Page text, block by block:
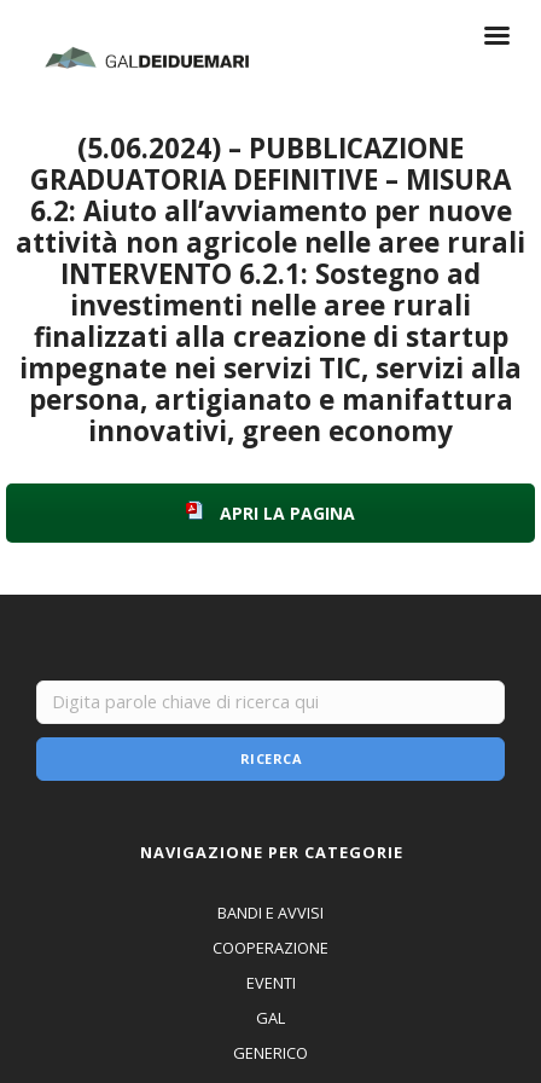
(5.06.2024) – PUBBLICAZIONE
GRADUATORIA DEFINITIVE – MISURA
6.2: Aiuto all’avviamento per nuove
attività non agricole nelle aree rurali
INTERVENTO 6.2.1: Sostegno ad
investimenti nelle aree rurali
finalizzati alla creazione di startup
impegnate nei servizi TIC, servizi alla
persona, artigianato e manifattura
innovativi, green economy
APRI LA PAGINA
RICERCA
NAVIGAZIONE PER CATEGORIE
BANDI E AVVISI
COOPERAZIONE
EVENTI
GAL
GENERICO